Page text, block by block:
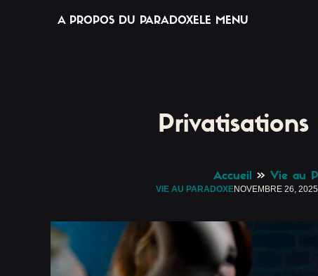
A PROPOS DU PARADOXELE MENU
Accueil » Vie au
VIE AU PARADOXENOVEMBRE 26, 2025